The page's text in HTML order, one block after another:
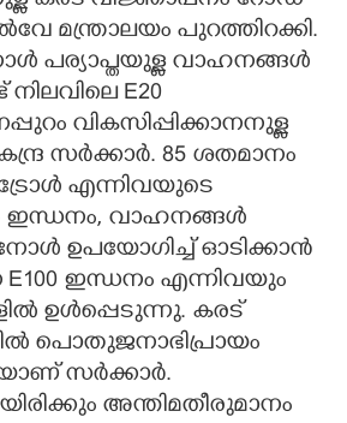
മന്ത്രാലയം പുറത്തിറക്കി.
പര്യാപ്തയുള്ള വാഹനങ്ങൾ
E20
വികസിപ്പിക്കാനനുള്ള
സർക്കാർ. 85 ശതമാനം
എന്നിവയുടെ
ഇന്ധനം, വാഹനങ്ങൾ
ഉപയോഗിച്ച് ഓടിക്കാൻ
ഇന്ധനം എന്നിവയും
ഉൾപ്പെടുന്നു. കരട്
പൊതുജനാഭിപ്രായം
സർക്കാർ.
അന്തിമതീരുമാനം